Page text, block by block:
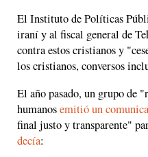
El Instituto de Políticas
iraní y al fiscal general de
contra estos cristianos y
los cristianos, conversos
El año pasado, un grupo de
humanosemitió un
final justo y transparente"
decía: